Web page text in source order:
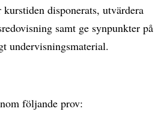
disponerats, utvärdera
samt ge synpunkter på
undervisningsmaterial.
följande prov: